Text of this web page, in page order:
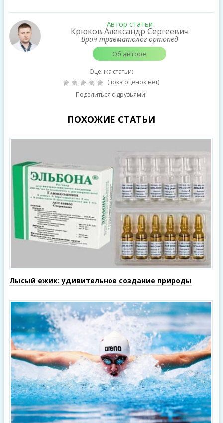
Автор статьи
Крюков Александр Сергеевич
Врач травматолог-ортопед
Об авторе
Оценка статьи:
(пока оценок нет)
Поделиться с друзьями:
ПОХОЖИЕ СТАТЬИ
Лысый ежик: удивительное создание природы